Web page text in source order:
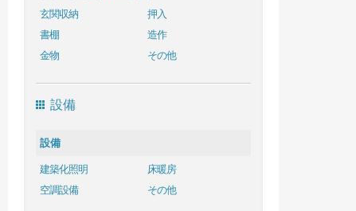
玄関収納
押入
書棚
造作
金物
その他
設備
設備
建築化照明
床暖房
空調設備
その他